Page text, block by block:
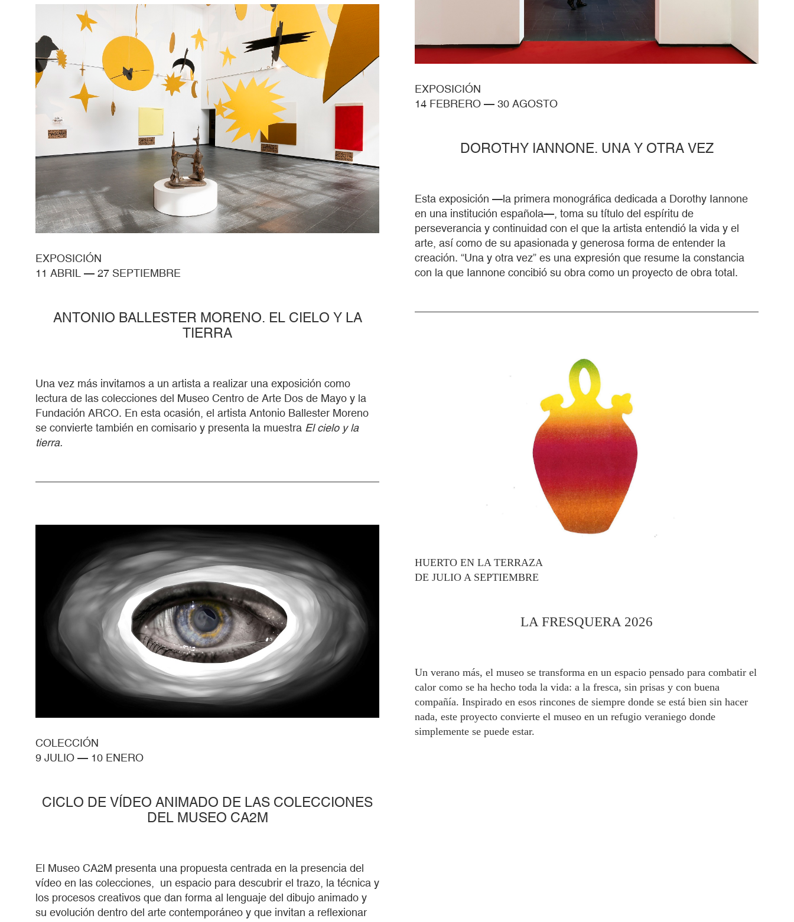
EXPOSICIÓN
11 ABRIL — 27 SEPTIEMBRE
ANTONIO BALLESTER MORENO. EL CIELO Y LA
TIERRA
Una vez más invitamos a un artista a realizar una exposición como
lectura de las colecciones del Museo Centro de Arte Dos de Mayo y la
Fundación ARCO. En esta ocasión, el artista Antonio Ballester Moreno
se convierte también en comisario y presenta la muestra El cielo y la
tierra.
COLECCIÓN
9 JULIO — 10 ENERO
CICLO DE VÍDEO ANIMADO DE LAS COLECCIONES
DEL MUSEO CA2M
El Museo CA2M presenta una propuesta centrada en la presencia del
vídeo en las colecciones, un espacio para descubrir el trazo, la técnica y
los procesos creativos que dan forma al lenguaje del dibujo animado y
su evolución dentro del arte contemporáneo y que invitan a reflexionar
EXPOSICIÓN
14 FEBRERO — 30 AGOSTO
DOROTHY IANNONE. UNA Y OTRA VEZ
Esta exposición —la primera monográfica dedicada a Dorothy Iannone
en una institución española—, toma su título del espíritu de
perseverancia y continuidad con el que la artista entendió la vida y el
arte, así como de su apasionada y generosa forma de entender la
creación. “Una y otra vez” es una expresión que resume la constancia
con la que Iannone concibió su obra como un proyecto de obra total.
HUERTO EN LA TERRAZA
DE JULIO A SEPTIEMBRE
LA FRESQUERA 2026
Un verano más, el museo se transforma en un espacio pensado para combatir el
calor como se ha hecho toda la vida: a la fresca, sin prisas y con buena
compañía. Inspirado en esos rincones de siempre donde se está bien sin hacer
nada, este proyecto convierte el museo en un refugio veraniego donde
simplemente se puede estar.